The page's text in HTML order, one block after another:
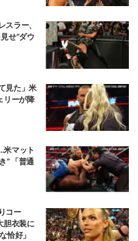
スラー、
せ”ダウ
見た」米
リーが降
米マット
” 「普通
コー
胆衣装に
恰好」